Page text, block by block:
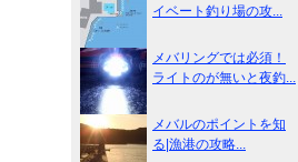
イベート釣り場の攻...
メバリングでは必須！
ライトのが無いと夜釣...
メバルのポイントを知
る|漁港の攻略...